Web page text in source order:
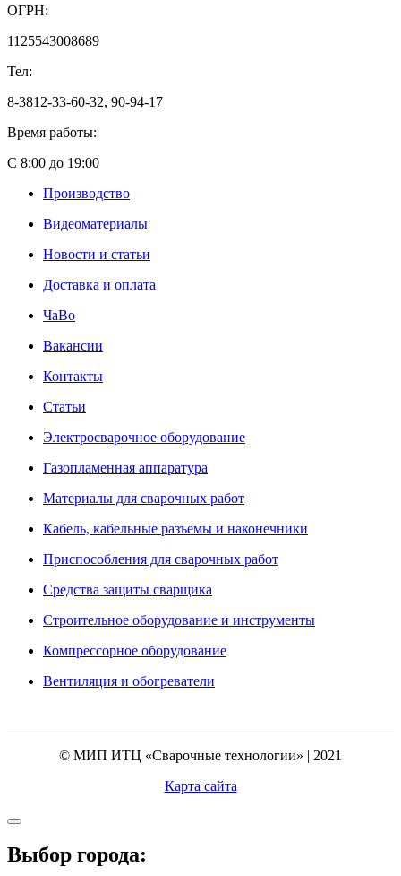
ОГРН:
1125543008689
Тел:
8-3812-33-60-32, 90-94-17
Время работы:
С 8:00 до 19:00
Производство
Видеоматериалы
Новости и статьи
Доставка и оплата
ЧаВо
Вакансии
Контакты
Статьи
Электросварочное оборудование
Газопламенная аппаратура
Материалы для сварочных работ
Кабель, кабельные разъемы и наконечники
Приспособления для сварочных работ
Средства защиты сварщика
Строительное оборудование и инструменты
Компрессорное оборудование
Вентиляция и обогреватели
© МИП ИТЦ «Сварочные технологии» | 2021
Карта сайта
Выбор города: